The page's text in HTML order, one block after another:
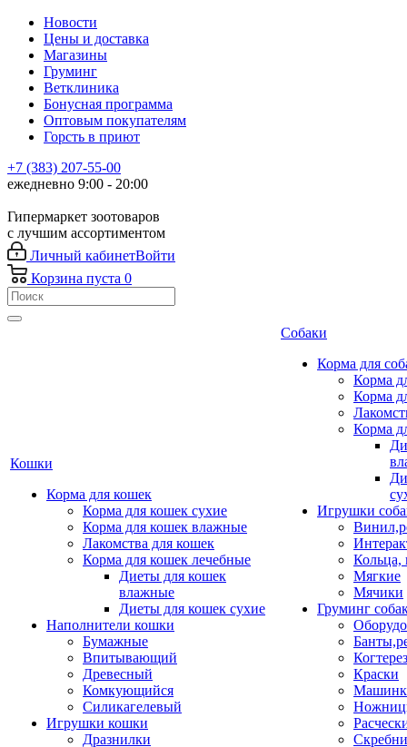
Новости
Цены и доставка
Магазины
Груминг
Ветклиника
Бонусная программа
Оптовым покупателям
Горсть в приют
+7 (383) 207-55-00
ежедневно 9:00 - 20:00
Гипермаркет зоотоваров
с лучшим ассортиментом
Личный кабинетВойти
Корзина пуста 0
Кошки
Корма для кошек
Корма для кошек сухие
Корма для кошек влажные
Лакомства для кошек
Корма для кошек лечебные
Диеты для кошек
влажные
Диеты для кошек сухие
Наполнители кошки
Бумажные
Впитывающий
Древесный
Комкующийся
Силикагелевый
Игрушки кошки
Дразнилки
Собаки
Корма для
Корма
Корма
Корма
Игрушки
Кольца,
Мягкие
Мячики
Груминг
Краски